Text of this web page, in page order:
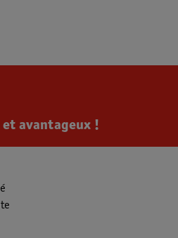
avantageux !